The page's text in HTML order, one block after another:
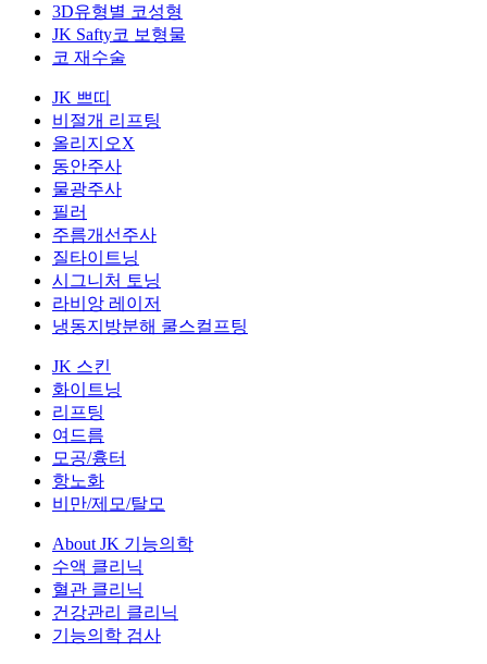
3D유형별 코성형
JK Safty코 보형물
코 재수술
JK 쁘띠
비절개 리프팅
올리지오X
동안주사
물광주사
필러
주름개선주사
질타이트닝
시그니처 토닝
라비앙 레이저
냉동지방분해 쿨스컬프팅
JK 스킨
화이트닝
리프팅
여드름
모공/흉터
항노화
비만/제모/탈모
About JK 기능의학
수액 클리닉
혈관 클리닉
건강관리 클리닉
기능의학 검사